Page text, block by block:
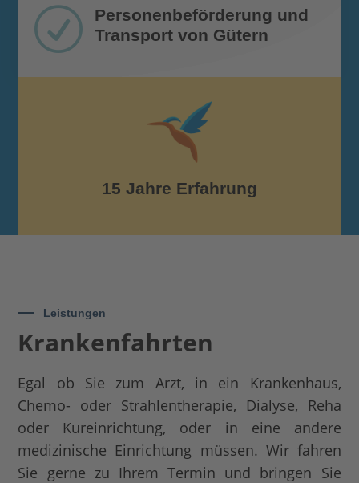
R
Personenbeförderung und
Transport von Gütern
15 Jahre Erfahrung
Leistungen
Krankenfahrten
Egal ob Sie zum Arzt, in ein Krankenhaus,
Chemo- oder Strahlentherapie, Dialyse, Reha
oder Kureinrichtung, oder in eine andere
medizinische Einrichtung müssen. Wir fahren
Sie gerne zu Ihrem Termin und bringen Sie